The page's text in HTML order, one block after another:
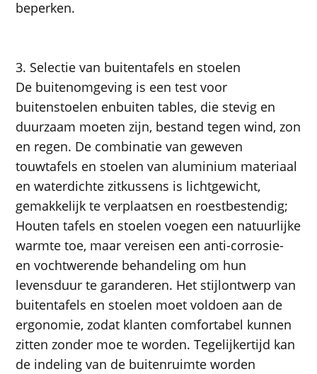
beperken.
3. Selectie van buitentafels en stoelen
De buitenomgeving is een test voor
buitenstoelen enbuiten tables, die stevig en
duurzaam moeten zijn, bestand tegen wind, zon
en regen. De combinatie van geweven
touwtafels en stoelen van aluminium materiaal
en waterdichte zitkussens is lichtgewicht,
gemakkelijk te verplaatsen en roestbestendig;
Houten tafels en stoelen voegen een natuurlijke
warmte toe, maar vereisen een anti-corrosie-
en vochtwerende behandeling om hun
levensduur te garanderen. Het stijlontwerp van
buitentafels en stoelen moet voldoen aan de
ergonomie, zodat klanten comfortabel kunnen
zitten zonder moe te worden. Tegelijkertijd kan
de indeling van de buitenruimte worden